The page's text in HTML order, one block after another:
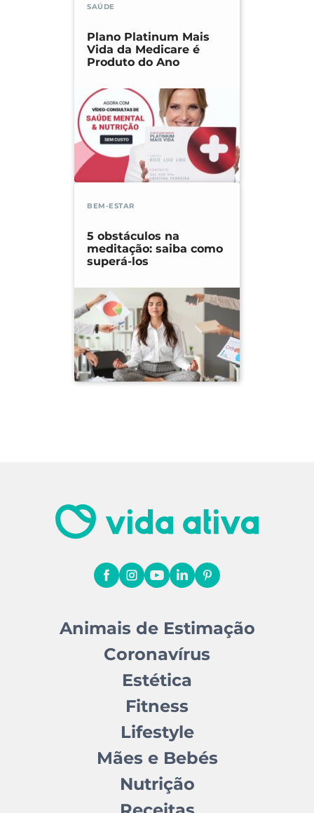
SAÚDE
Plano Platinum Mais
Vida da Medicare é
Produto do Ano
BEM-ESTAR
5 obstáculos na
meditação: saiba como
superá-los
Animais de Estimação
Coronavírus
Estética
Fitness
Lifestyle
Mães e Bebés
Nutrição